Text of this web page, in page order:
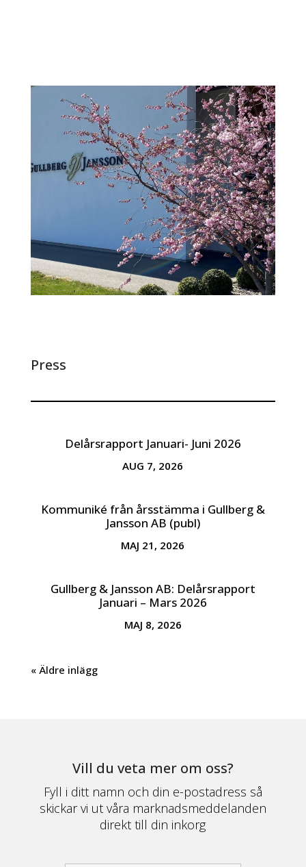
Press
Delårsrapport Januari- Juni 2026
AUG 7, 2026
Kommuniké från årsstämma i Gullberg &
Jansson AB (publ)
MAJ 21, 2026
Gullberg & Jansson AB: Delårsrapport
Januari – Mars 2026
MAJ 8, 2026
« Äldre inlägg
Vill du veta mer om oss?
Fyll i ditt namn och din e-postadress så
skickar vi ut våra marknadsmeddelanden
direkt till din inkorg